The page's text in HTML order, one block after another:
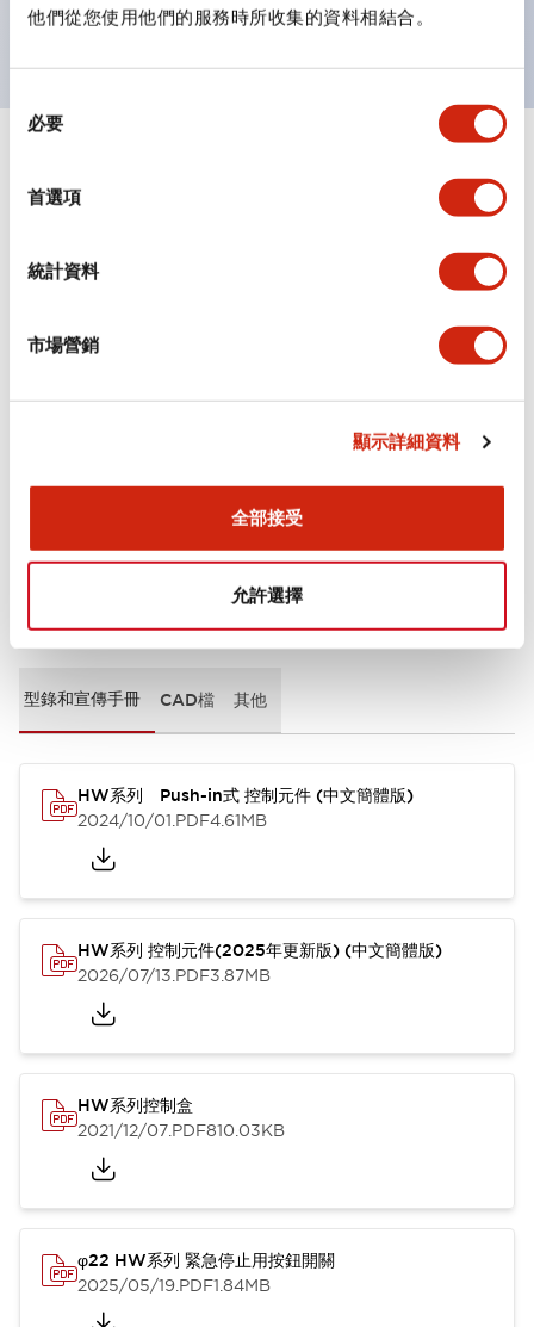
他們從您使用他們的服務時所收集的資料相結合。
必要
首選項
統計資料
市場營銷
顯示詳細資料
全部接受
允許選擇
顏色表現更明確鮮明，便於更多人識別。
電氣規範（額定照明部分）
環境規範
型錄和宣傳手冊 CAD檔 其他
HW系列 Push-in式 控制元件 (中文簡體版)
2024/10/01.PDF4.61MB
HW系列 控制元件(2025年更新版) (中文簡體版)
2026/07/13.PDF3.87MB
HW系列控制盒
2021/12/07.PDF810.03KB
φ22 HW系列 緊急停止用按鈕開關
2025/05/19.PDF1.84MB